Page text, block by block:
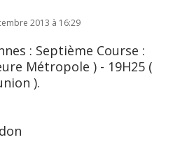
2013 à 16:29
Métropole ) - 19H25 (
).